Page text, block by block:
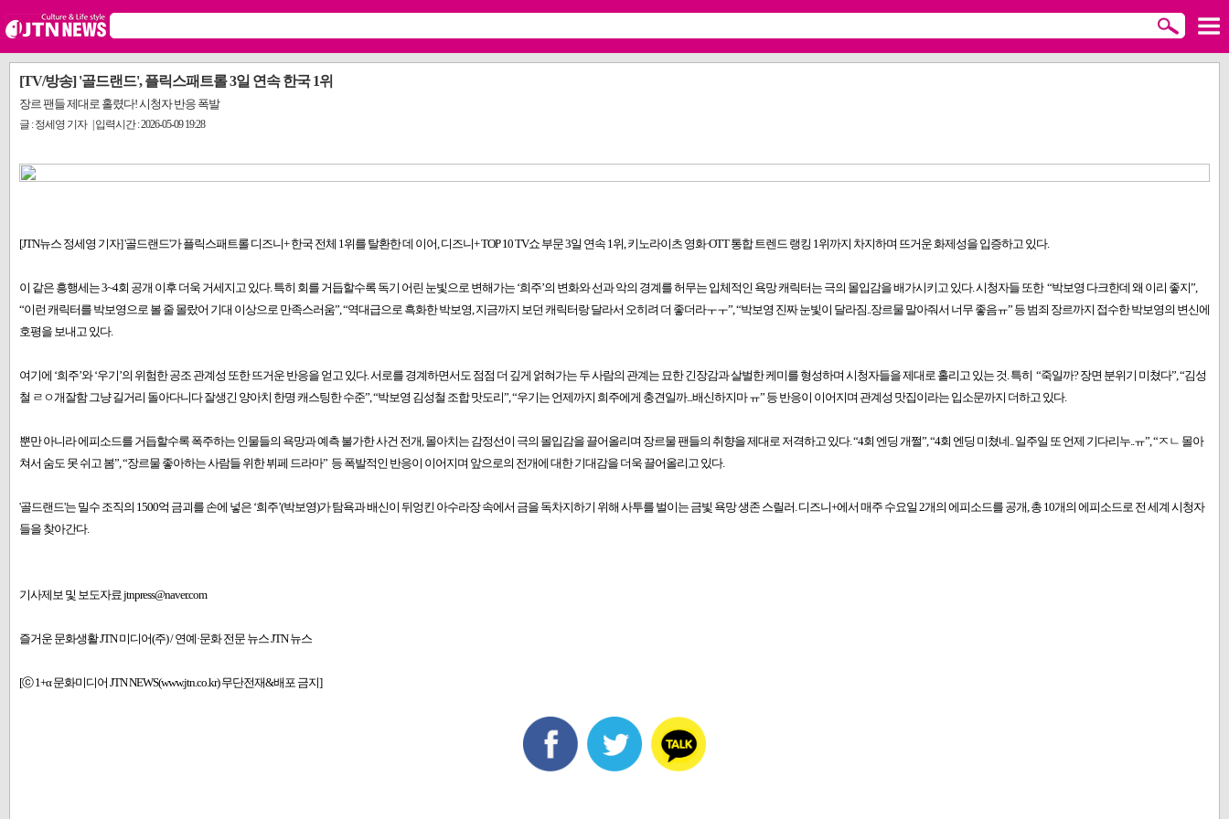
[TV/방송] '골드랜드', 플릭스패트롤 3일 연속 한국 1위
장르 팬들 제대로 홀렸다! 시청자 반응 폭발
글 : 정세영 기자 | 입력시간 : 2026-05-09 19:28
[JTN뉴스 정세영 기자] '골드랜드'가 플릭스패트롤 디즈니+ 한국 전체 1위를 탈환한 데 이어, 디즈니+ TOP 10 TV쇼 부문 3일 연속 1위, 키노라이츠 영화·OTT 통합 트렌드 랭킹 1위까지 차지하며 뜨거운 화제성을 입증하고 있다.
이 같은 흥행세는 3~4회 공개 이후 더욱 거세지고 있다. 특히 회를 거듭할수록 독기 어린 눈빛으로 변해가는 ‘희주’의 변화와 선과 악의 경계를 허무는 입체적인 욕망 캐릭터는 극의 몰입감을 배가시키고 있다. 시청자들 또한 “박보영 다크한데 왜 이리 좋지”,
“이런 캐릭터를 박보영으로 볼 줄 몰랐어 기대 이상으로 만족스러움”, “역대급으로 흑화한 박보영, 지금까지 보던 캐릭터랑 달라서 오히려 더 좋더라ㅜㅜ”, “박보영 진짜 눈빛이 달라짐..장르물 말아줘서 너무 좋음ㅠ” 등 범죄 장르까지 접수한 박보영의 변신에
호평을 보내고 있다.
여기에 ‘희주’와 ‘우기’의 위험한 공조 관계성 또한 뜨거운 반응을 얻고 있다. 서로를 경계하면서도 점점 더 깊게 얽혀가는 두 사람의 관계는 묘한 긴장감과 살벌한 케미를 형성하며 시청자들을 제대로 홀리고 있는 것. 특히 “죽일까? 장면 분위기 미쳤다”, “김성
철 ㄹㅇ개잘함 그냥 길거리 돌아다니다 잘생긴 양아치 한명 캐스팅한 수준”, “박보영 김성철 조합 맛도리”, “우기는 언제까지 희주에게 충견일까...배신하지마 ㅠ” 등 반응이 이어지며 관계성 맛집이라는 입소문까지 더하고 있다.
뿐만 아니라 에피소드를 거듭할수록 폭주하는 인물들의 욕망과 예측 불가한 사건 전개, 몰아치는 감정선이 극의 몰입감을 끌어올리며 장르물 팬들의 취향을 제대로 저격하고 있다. “4회 엔딩 개쩔”, “4회 엔딩 미쳤네.. 일주일 또 언제 기다리누..ㅠ”, “ㅈㄴ 몰아
쳐서 숨도 못 쉬고 봄”, “장르물 좋아하는 사람들 위한 뷔페 드라마” 등 폭발적인 반응이 이어지며 앞으로의 전개에 대한 기대감을 더욱 끌어올리고 있다.
'골드랜드'는 밀수 조직의 1500억 금괴를 손에 넣은 ‘희주’(박보영)가 탐욕과 배신이 뒤엉킨 아수라장 속에서 금을 독차지하기 위해 사투를 벌이는 금빛 욕망 생존 스릴러. 디즈니+에서 매주 수요일 2개의 에피소드를 공개, 총 10개의 에피소드로 전 세계 시청자
들을 찾아간다.
기사제보 및 보도자료 jtnpress@naver.com
즐거운 문화생활 JTN 미디어(주) / 연예·문화 전문 뉴스 JTN 뉴스
[ⓒ 1+α 문화미디어 JTN NEWS(www.jtn.co.kr) 무단전재&배포 금지]